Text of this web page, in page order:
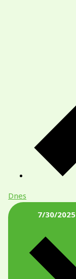
Dnes
7/30/2025